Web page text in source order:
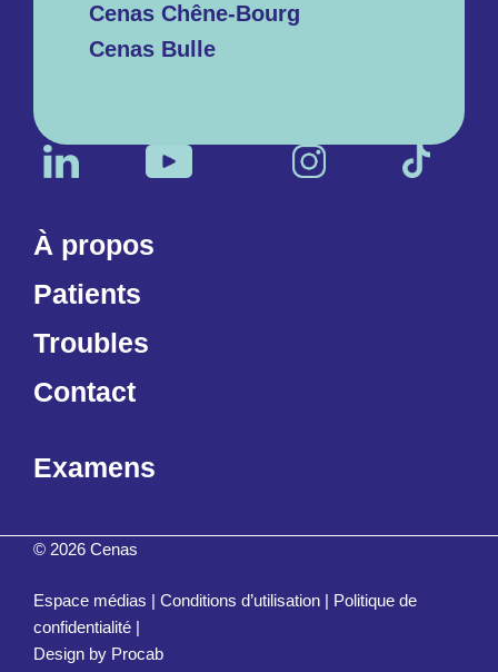
À propos
Patients
Troubles
Contact
Examens
Cenas Chêne-Bourg
Cenas Bulle
© 2026 Cenas
Espace médias | Conditions d’utilisation | Politique de
confidentialité |
Design by Procab